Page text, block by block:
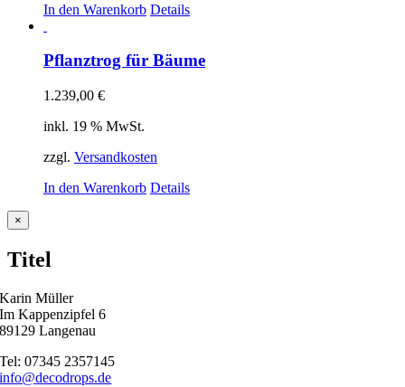
In den Warenkorb Details
Pflanztrog für Bäume
1.239,00 €
inkl. 19 % MwSt.
zzgl. Versandkosten
In den Warenkorb Details
Close
product
view
×
Titel
Karin Müller
Im Kappenzipfel 6
89129 Langenau
Tel: 07345 2357145
info@decodrops.de